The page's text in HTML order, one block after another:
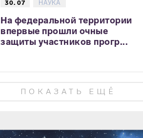
30. 07 НАУКА
На федеральной территории
впервые прошли очные
защиты участников прогр...
ПОКАЗАТЬ ЕЩЁ